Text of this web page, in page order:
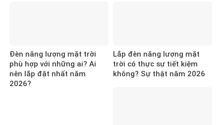
Đèn năng lượng mặt trời
phù hợp với những ai? Ai
nên lắp đặt nhất năm
2026?
Lắp đèn năng lượng mặt
trời có thực sự tiết kiệm
không? Sự thật năm 2026